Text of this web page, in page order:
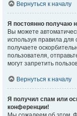
Вернуться к началу
Я постоянно получаю
Вы можете
используя правила
получаете
пользователя,
могут запретить
Вернуться к началу
Я получил спам или
конференции!